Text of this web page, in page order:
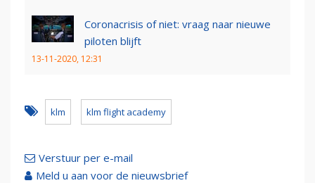
Coronacrisis of niet: vraag naar nieuwe
piloten blijft
13-11-2020, 12:31
klm klm flight academy
Verstuur per e-mail
Meld u aan voor de nieuwsbrief